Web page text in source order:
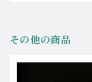
その他の商品